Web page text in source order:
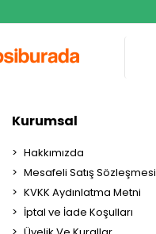
Kurumsal
Hakkımızda
Mesafeli Satış Sözleşmesi
KVKK Aydınlatma Metni
İptal ve İade Koşulları